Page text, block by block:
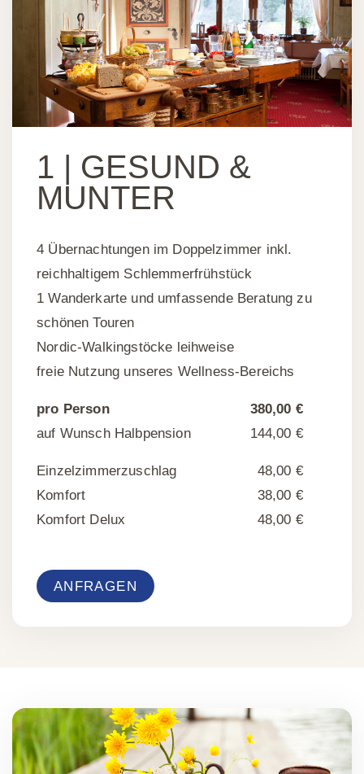
1 | GESUND &
MUNTER
4 Übernachtungen im Doppelzimmer inkl.
reichhaltigem Schlemmerfrühstück
1 Wanderkarte und umfassende Beratung zu
schönen Touren
Nordic-Walkingstöcke leihweise
freie Nutzung unseres Wellness-Bereichs
pro Person
380,00 €
auf Wunsch Halbpension
144,00 €
Einzelzimmerzuschlag
48,00 €
Komfort
38,00 €
Komfort Delux
48,00 €
ANFRAGEN